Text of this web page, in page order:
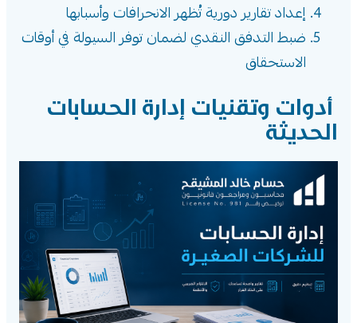
إعداد تقارير دورية تُظهر الانحرافات وأسبابها
ضبط التدفق النقدي لضمان توفر السيولة في أوقات
الاستحقاق
أدوات وتقنيات إدارة الحسابات
الحديثة